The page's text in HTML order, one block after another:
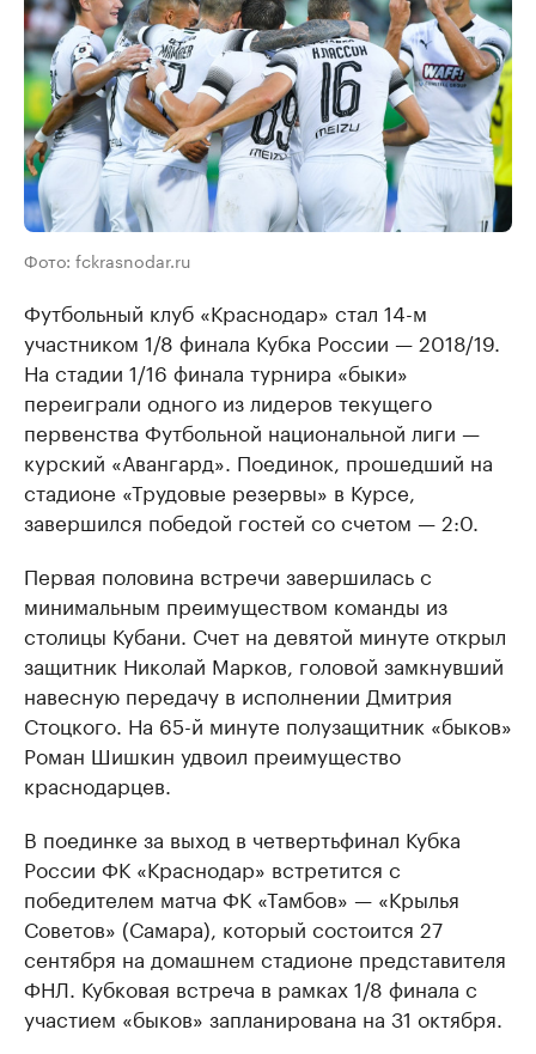
Фото: fckrasnodar.ru
Футбольный клуб «Краснодар» стал 14-м
участником 1/8 финала Кубка России — 2018/19.
На стадии 1/16 финала турнира «быки»
переиграли одного из лидеров текущего
первенства Футбольной национальной лиги —
курский «Авангард». Поединок, прошедший на
стадионе «Трудовые резервы» в Курсе,
завершился победой гостей со счетом — 2:0.
Первая половина встречи завершилась с
минимальным преимуществом команды из
столицы Кубани. Счет на девятой минуте открыл
защитник Николай Марков, головой замкнувший
навесную передачу в исполнении Дмитрия
Стоцкого. На 65-й минуте полузащитник «быков»
Роман Шишкин удвоил преимущество
краснодарцев.
В поединке за выход в четвертьфинал Кубка
России ФК «Краснодар» встретится с
победителем матча ФК «Тамбов» — «Крылья
Советов» (Самара), который состоится 27
сентября на домашнем стадионе представителя
ФНЛ. Кубковая встреча в рамках 1/8 финала с
участием «быков» запланирована на 31 октября.